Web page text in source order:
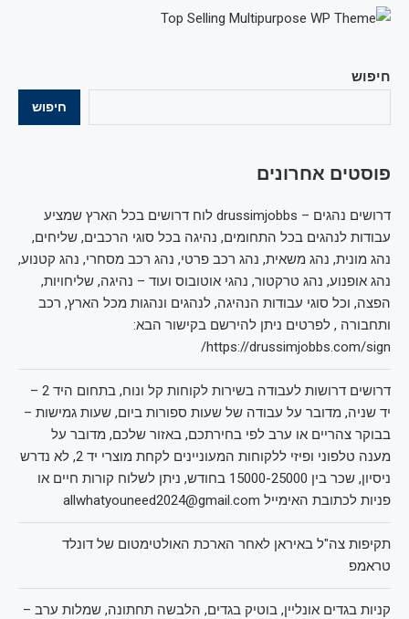
חיפוש
חיפוש
פוסטים אחרונים
דרושים נהגים – drussimjobbs לוח דרושים בכל הארץ שמציע
עבודות לנהגים בכל התחומים, נהיגה בכל סוגי הרכבים, שליחים,
נהג מונית, נהג משאית, נהג רכב פרטי, נהג רכב מסחרי, נהג קטנוע,
נהג אופנוע, נהג טרקטור, נהגי אוטובוס ועוד – נהיגה, שליחויות,
הפצה, וכל סוגי עבודות הנהיגה, לנהגים ונהגות מכל הארץ, רכב
ותחבורה , לפרטים ניתן להירשם בקישור הבא:
https://drussimjobbs.com/sign/
דרושים דרושות לעבודה בשירות לקוחות קל ונוח, בתחום היד 2 –
יד שניה, מדובר על עבודה של שעות ספורות ביום, שעות גמישות –
בבוקר צהריים או ערב לפי בחירתכם, באזור שלכם, מדובר על
מענה טלפוני ופיזי ללקוחות המעוניינים לקחת מוצרי יד 2, לא נדרש
ניסיון, שכר בין 15000-25000 בחודש, ניתן לשלוח קורות חיים או
פניות לכתובת האימייל allwhatyouneed2024@gmail.com
תקיפות צה"ל באיראן לאחר הארכת האולטימטום של דונלד
טראמפ
קניות בגדים אונליין, בוטיק בגדים, הלבשה תחתונה, שמלות ערב –